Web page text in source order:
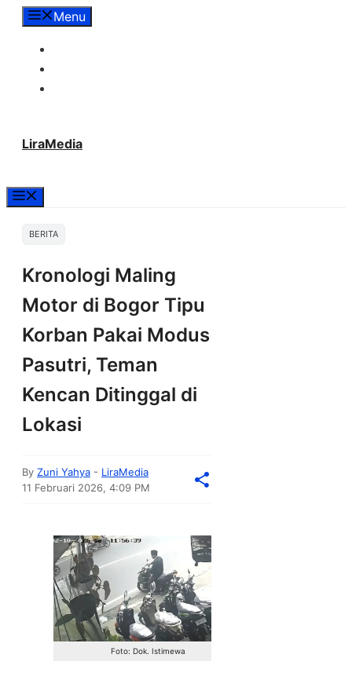
LangsungMenu
LiraMedia
BERITA
Kronologi Maling
Motor di Bogor Tipu
Korban Pakai Modus
Pasutri, Teman
Kencan Ditinggal di
Lokasi
By Zuni Yahya - LiraMedia
11 Februari 2026, 4:09 PM
Foto: Dok. Istimewa